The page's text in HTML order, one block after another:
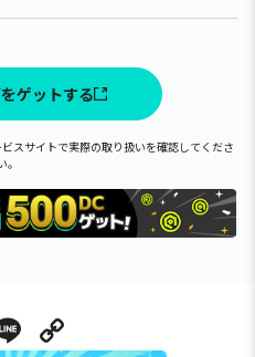
ゲットする
スサイトで実際の取り扱いを確認してくださ
。
Line